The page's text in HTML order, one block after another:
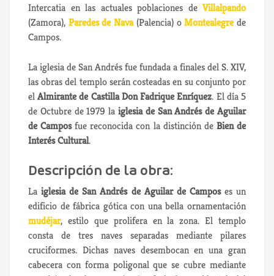
Intercatia en las actuales poblaciones de Villalpando
(Zamora), Paredes de Nava(Palencia) oMontealegrede
Campos.
La iglesia de San Andrés fue fundada a finales del S. XIV,
las obras del templo serán costeadas en su conjunto por
elAlmirante de Castilla Don Fadrique Enríquez. El día 5
de Octubre de 1979 la iglesia de San Andrés de Aguilar
de Camposfue reconocida con la distinción de Bien de
Interés Cultural.
Descripción de la obra:
Laiglesia de San Andrés de Aguilar de Camposes un
edificio de fábrica gótica con una bella ornamentación
mudéjar, estilo que prolifera en la zona. El templo
consta de tres naves separadas mediante pilares
cruciformes. Dichas naves desembocan en una gran
cabecera con forma poligonal que se cubre mediante